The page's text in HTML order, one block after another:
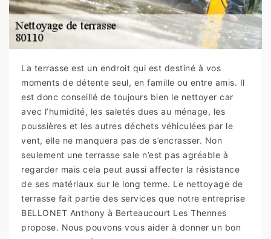
La terrasse est un endroit qui est destiné à vos
moments de détente seul, en famille ou entre amis. Il
est donc conseillé de toujours bien le nettoyer car
avec l’humidité, les saletés dues au ménage, les
poussières et les autres déchets véhiculées par le
vent, elle ne manquera pas de s’encrasser. Non
seulement une terrasse sale n’est pas agréable à
regarder mais cela peut aussi affecter la résistance
de ses matériaux sur le long terme. Le nettoyage de
terrasse fait partie des services que notre entreprise
BELLONET Anthony à Berteaucourt Les Thennes
propose. Nous pouvons vous aider à donner un bon